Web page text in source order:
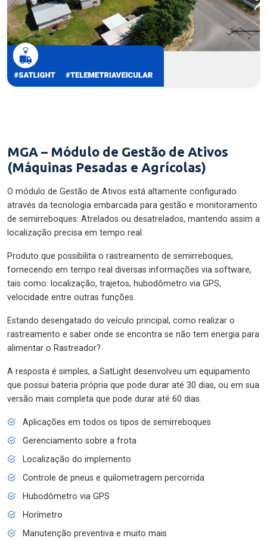
MGA – Módulo de Gestão de Ativos
(Máquinas Pesadas e Agrícolas)
O módulo de Gestão de Ativos está altamente configurado
através da tecnologia embarcada para gestão e monitoramento
de semirreboques: Atrelados ou desatrelados, mantendo assim a
localização precisa em tempo real.
Produto que possibilita o rastreamento de semirreboques,
fornecendo em tempo real diversas informações via software,
tais como: localização, trajetos, hubodômetro via GPS,
velocidade entre outras funções.
Estando desengatado do veículo principal, como realizar o
rastreamento e saber onde se encontra se não tem energia para
alimentar o Rastreador?
A resposta é simples, a SatLight desenvolveu um equipamento
que possui bateria própria que pode durar até 30 dias, ou em sua
versão mais completa que pode durar até 60 dias.
Aplicações em todos os tipos de semirreboques
Gerenciamento sobre a frota
Localização do implemento
Controle de pneus e quilometragem percorrida
Hubodômetro via GPS
Horímetro
Manutenção preventiva e muito mais